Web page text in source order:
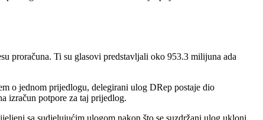
proračuna. Ti su glasovi predstavljali oko 953.3 milijuna ada
o jednom prijedlogu, delegirani ulog DRep postaje dio
izračun potpore za taj prijedlog.